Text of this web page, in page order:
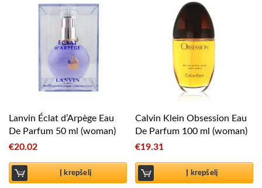
Lanvin Éclat d’Arpège Eau
De Parfum 50 ml (woman)
€20.02
Į krepšelį
Calvin Klein Obsession Eau
De Parfum 100 ml (woman)
€19.31
Į krepšelį